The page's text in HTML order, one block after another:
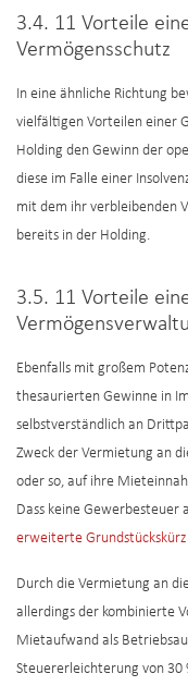
3.4. 11 Vorteile
Vermögensschutz
In eine ähnliche Richtung
vielfältigen Vorteilen einer
Holding den Gewinn der
diese im Falle einer
mit dem ihr verbleibenden
bereits in der Holding.
3.5. 11 Vorteile
Ebenfalls mit großem
thesaurierten Gewinne in
selbstverständlich an
Zweck der Vermietung an
oder so, auf ihre
Dass keine Gewerbesteuer
erweiterte
Durch die Vermietung an
allerdings der kombinierte
Mietaufwand als
Steuererleichterung von 30